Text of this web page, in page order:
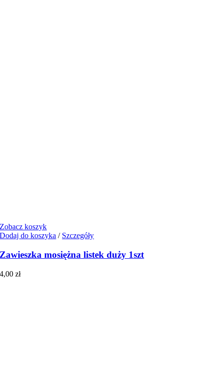
Zobacz koszyk
Dodaj do koszyka / Szczegóły
Zawieszka mosiężna listek duży 1szt
4,00zł